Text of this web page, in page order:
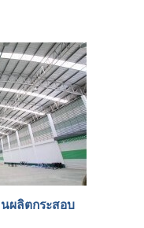
ผลิตกระสอบ